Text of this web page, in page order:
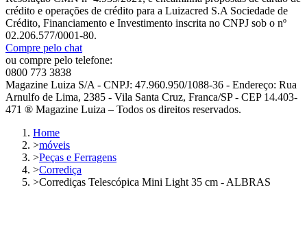
crédito e operações de crédito para a Luizacred S.A Sociedade de
Crédito, Financiamento e Investimento inscrita no CNPJ sob o nº
02.206.577/0001-80.
Compre pelo chat
ou compre pelo telefone:
0800 773 3838
Magazine Luiza S/A - CNPJ: 47.960.950/1088-36 - Endereço: Rua
Arnulfo de Lima, 2385 - Vila Santa Cruz, Franca/SP - CEP 14.403-
471 ® Magazine Luiza – Todos os direitos reservados.
Home
>móveis
>Peças e Ferragens
>Corrediça
>Corrediças Telescópica Mini Light 35 cm - ALBRAS